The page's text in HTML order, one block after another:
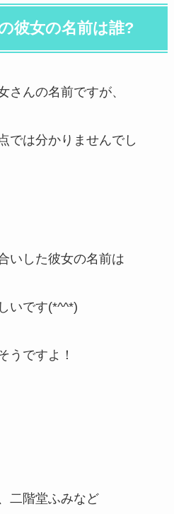
彼女の名前は誰?
さんの名前ですが、
では分かりませんでし
いした彼女の名前は
いです(*^^*)
うですよ！
二階堂ふみなど